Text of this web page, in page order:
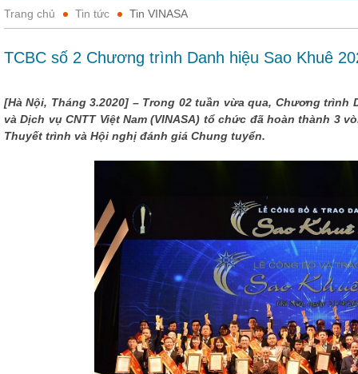
Trang chủ Tin tức Tin VINASA
TCBC số 2 Chương trình Danh hiệu Sao Khuê
[Hà Nội, Tháng 3.2020] – Trong 02 tuần vừa qua, Chương trình
và Dịch vụ CNTT Việt Nam (VINASA) tổ chức đã hoàn thành 3
Thuyết trình và Hội nghị đánh giá Chung tuyển.